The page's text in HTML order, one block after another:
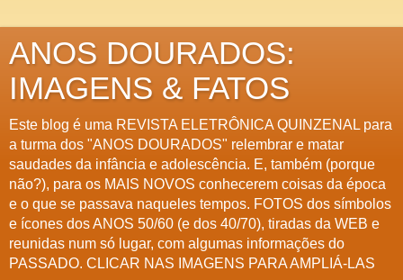
ANOS DOURADOS:
IMAGENS & FATOS
Este blog é uma REVISTA ELETRÔNICA QUINZENAL para
a turma dos "ANOS DOURADOS" relembrar e matar
saudades da infância e adolescência. E, também (porque
não?), para os MAIS NOVOS conhecerem coisas da época
e o que se passava naqueles tempos. FOTOS dos símbolos
e ícones dos ANOS 50/60 (e dos 40/70), tiradas da WEB e
reunidas num só lugar, com algumas informações do
PASSADO. CLICAR NAS IMAGENS PARA AMPLIÁ-LAS